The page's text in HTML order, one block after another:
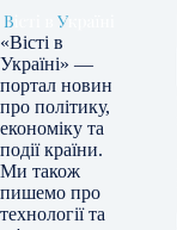
«Вісті в
Україні» —
портал новин
про політику,
економіку та
події країни.
Ми також
пишемо про
технології та